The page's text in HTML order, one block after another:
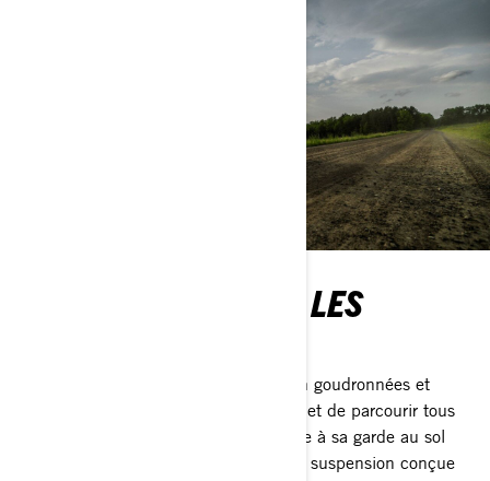
AFFRONTEZ TOUTES LES
Bosses, terre, routes goudronnées, non goudronnées et
gravier : Le Can-Am Canyon vous permet de parcourir tous
types de routes en toute stabilité, grâce à sa garde au sol
élevée, son système de stabilité et une suspension conçue